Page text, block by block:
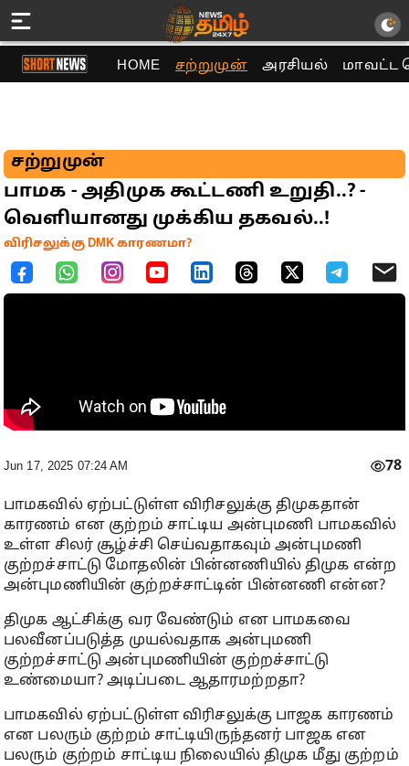
HOME சற்றுமுன் அரசியல் மாவட்ட
சற்றுமுன்
பாமக - அதிமுக கூட்டணி உறுதி..? -
வெளியானது முக்கிய தகவல்..!
விரிசலுக்கு DMK காரணமா?
Jun 17, 2025 07:24 AM 78
பாமகவில் ஏற்பட்டுள்ள விரிசலுக்கு திமுகதான்
காரணம் என குற்றம் சாட்டிய அன்புமணி பாமகவில்
உள்ள சிலர் சூழ்ச்சி செய்வதாகவும் அன்புமணி
குற்றச்சாட்டு மோதலின் பின்னணியில் திமுக என்ற
அன்புமணியின் குற்றச்சாட்டின் பின்னணி என்ன?
திமுக ஆட்சிக்கு வர வேண்டும் என பாமகவை
பலவீனப்படுத்த முயல்வதாக அன்புமணி
குற்றச்சாட்டு அன்புமணியின் குற்றச்சாட்டு
உண்மையா? அடிப்படை ஆதாரமற்றதா?
பாமகவில் ஏற்பட்டுள்ள விரிசலுக்கு பாஜக காரணம்
என பலரும் குற்றம் சாட்டியிருந்தனர் பாஜக என
பலரும் குற்றம் சாட்டிய நிலையில் திமுக மீது குற்றம்